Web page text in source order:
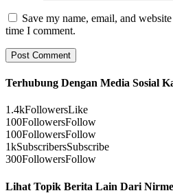
Save my name, email, and
time I comment.
Terhubung Dengan Media Sosial
1.4kFollowersLike
100FollowersFollow
100FollowersFollow
1kSubscribersSubscribe
300FollowersFollow
Lihat Topik Berita Lain Dari